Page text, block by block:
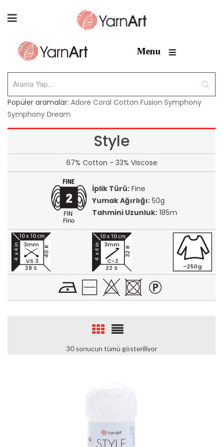
Menu ≡
Popüler aramalar: Adore Coral Cotton Fusion Symphony
Symphony Dream
Style
67% Cotton - 33% Viscose
İplik Türü:Fine
Yumak Ağırlığı:50g
Tahmini Uzunluk:185m
28 S
40 R
3mm
US 3
22 S
32 R
3mm
C-2
~250g
30 sonucun tümü gösteriliyor